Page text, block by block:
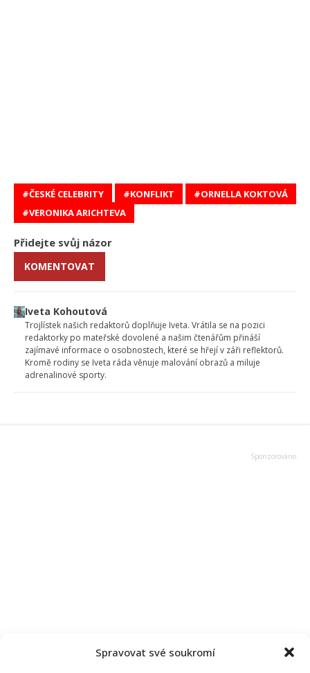
Spravovat své soukromí
ČESKÉ CELEBRITY KONFLIKT
ORNELLA KOKTOVÁ
VERONIKA ARICHTEVA
Přidejte svůj názor
KOMENTOVAT
Iveta Kohoutová
Trojlístek našich redaktorů doplňuje Iveta. Vrátila se na pozici
redaktorky po mateřské dovolené a našim čtenářům přináší
zajímavé informace o osobnostech, které se hřejí v záři reflektorů.
Kromě rodiny se Iveta ráda věnuje malování obrazů a miluje
adrenalinové sporty.